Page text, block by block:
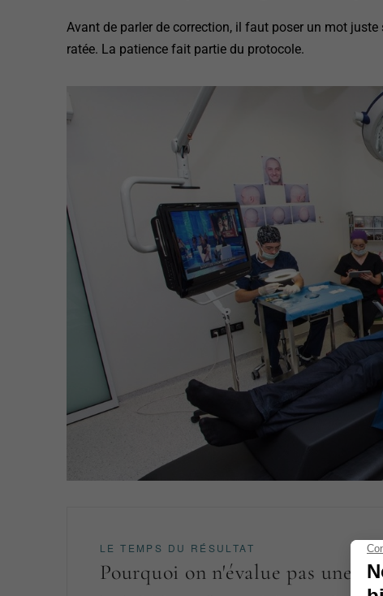
Avant de parler de correction, il faut poser un mot
ratée. La patience fait partie du protocole.
LE TEMPS DU RÉSULTAT
Pourquoi on n'évalue pas une